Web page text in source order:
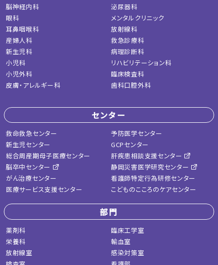
脳神経内科
眼科
耳鼻咽喉科
産婦人科
新生児科
小児科
小児外科
皮膚・アレルギー科
泌尿器科
メンタルクリニック
放射線科
救急診療科
病理診断科
リハビリテーション科
臨床検査科
歯科口腔外科
センター
救命救急センター
新生児センター
総合周産期母子医療センター
脳卒中センター
がん治療センター
医療サービス支援センター
予防医学センター
GCPセンター
肝疾患相談支援センター
静岡災害医学研究センター
看護師特定行為研修センター
こどものこころのケアセンター
部門
薬剤科
栄養科
放射線室
臨床工学室
輸血室
感染対策室